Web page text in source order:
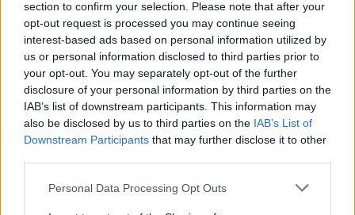
section to confirm your selection. Please note that after your
opt-out request is processed you may continue seeing
interest-based ads based on personal information utilized by
us or personal information disclosed to third parties prior to
your opt-out. You may separately opt-out of the further
disclosure of your personal information by third parties on the
IAB’s list of downstream participants. This information may
also be disclosed by us to third parties on the IAB’s List of
Downstream Participants that may further disclose it to other
Please note that this website/app uses one or more Google
Personal Data Processing Opt Outs
Προσλήψεις αναπληρωτών –
Εκπαιδευτικοί: Ο «ψηφιακός»
υπουργός, η «ατομική ευθύνη»
και τα λάθη των «τικ» στο
προσοντολόγιο Γαβρόγλου
31/07/2023 - 20:12
Εκπαιδευτικοί -Μπαράζ